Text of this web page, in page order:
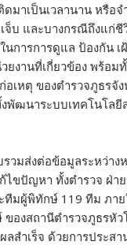
ดมาเป็นเวลานาน หรือ
จ็บ และบางกรณีถึงแก่
นการการดูแล ป้องกัน
ยงานที่เกี่ยวข้อง พร้อ
อเหตุ ของตำรวจภูธรจั
พัฒนาระบบเทคโนโลยี
รวมส่งต่อข้อมูลระหว่า
ไขปัญหา ทั้งตำรวจ ฝ่า
มผู้พิทักษ์ 119 ทีม ภาย
ของสถานีตำรวจภูธรหั
ลสำเร็จ ด้วยการประ